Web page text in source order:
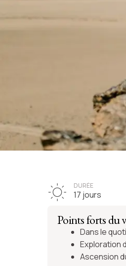
La
DURÉE
17 jours
Points forts du
Dans le
Exploration
Ascension